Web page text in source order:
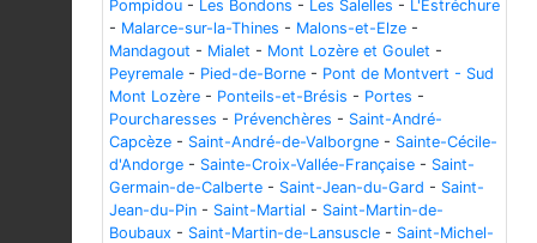
Pompidou - Les Bondons - Les Salelles - L'Estréchure
- Malarce-sur-la-Thines - Malons-et-Elze -
Mandagout - Mialet - Mont Lozère et Goulet -
Peyremale - Pied-de-Borne - Pont de Montvert - Sud
Mont Lozère - Ponteils-et-Brésis - Portes -
Pourcharesses - Prévenchères - Saint-André-
Capcèze - Saint-André-de-Valborgne - Sainte-Cécile-
d'Andorge - Sainte-Croix-Vallée-Française - Saint-
Germain-de-Calberte - Saint-Jean-du-Gard - Saint-
Jean-du-Pin - Saint-Martial - Saint-Martin-de-
Boubaux - Saint-Martin-de-Lansuscle - Saint-Michel-